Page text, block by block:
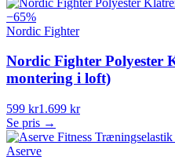
−65%
Nordic Fighter
Nordic Fighter Polyester
montering i loft)
599 kr1.699 kr
Se pris →
Aserve